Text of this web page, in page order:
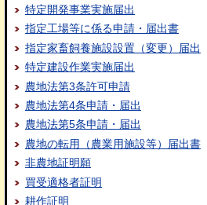
特定開発事業実施届出
指定工場等に係る申請・届出書
指定家畜飼養施設設置（変更）届出
特定建設作業実施届出
農地法第3条許可申請
農地法第4条申請・届出
農地法第5条申請・届出
農地の転用（農業用施設等）届出書
非農地証明願
買受適格者証明
耕作証明